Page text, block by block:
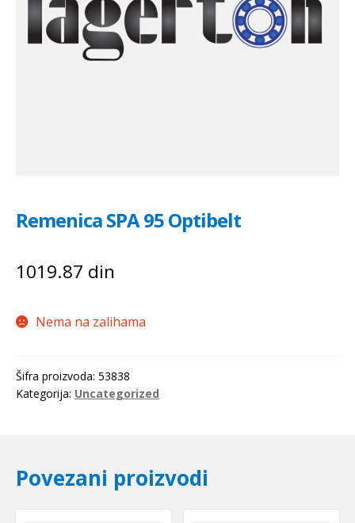
Remenica SPA 95 Optibelt
1019.87 din
Nema na zalihama
Šifra proizvoda: 53838
Kategorija: Uncategorized
Povezani proizvodi